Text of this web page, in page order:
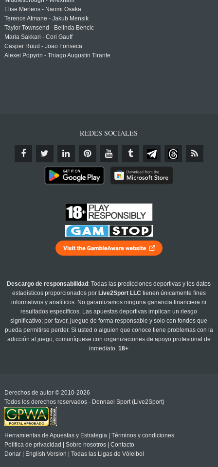
Elise Mertens - Naomi Osaka
Terence Atmane - Jakub Mensik
Taylor Townsend - Belinda Bencic
Maria Sakkari - Cori Gauff
Casper Ruud - Joao Fonseca
Alexei Popyrin - Thiago Augustin Tirante
REDES SOCIALES
Descargo de responsabilidad : Todas las predicciones deportivas y los datos
estadísticos proporcionados por Live2Sport LLC tienen únicamente fines
informativos y analíticos. No garantizamos ninguna ganancia financiera ni
resultados específicos. Las apuestas deportivas implican un riesgo
significativo; por favor, juegue de forma responsable y solo con fondos que
pueda permitirse perder. Si usted o alguien que conoce tiene problemas con la
adicción al juego, comuníquese con organizaciones de apoyo profesional de
inmediato.18+
Derechos de autor © 2010-2026
Todos los derechos reservados - Donnael Sport (Live2Sport)
Herramientas de Apuestas y Estrategia| Términos y condiciones
Política de privacidad
Sobre nosotros| Contacto
Donar| English Version Todas las Ligas de Vóleibol